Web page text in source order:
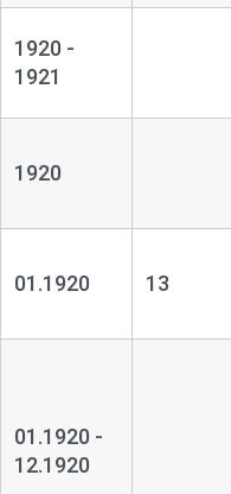
1920 -
1921
1920
01.1920 13
01.1920 -
12.1920